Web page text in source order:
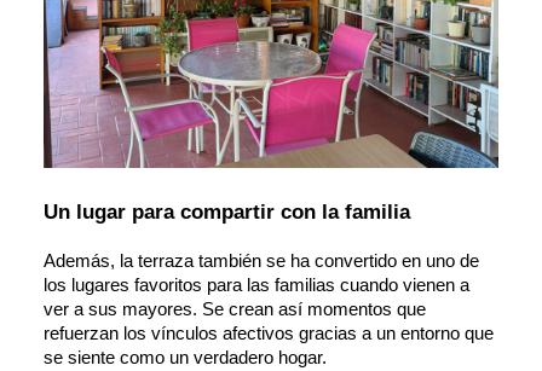
Un lugar para compartir con la familia
Además, la terraza también se ha convertido en uno de
los lugares favoritos para las familias cuando vienen a
ver a sus mayores. Se crean así momentos que
refuerzan los vínculos afectivos gracias a un entorno que
se siente como un verdadero hogar.